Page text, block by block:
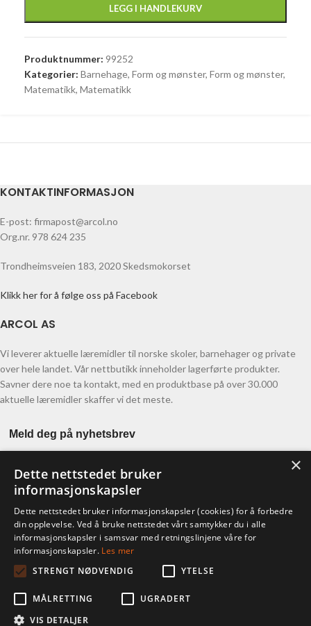
LEGG I HANDLEKURV
Produktnummer: 99252
Kategorier: Barnehage, Form og mønster, Form og mønster,
Matematikk, Matematikk
KONTAKTINFORMASJON
E-post: firmapost@arcol.no
Org.nr. 978 624 235
Trondheimsveien 183, 2020 Skedsmokorset
Klikk her for å følge oss på Facebook
ARCOL AS
Vi leverer aktuelle læremidler til norske skoler, barnehager og private
over hele landet. Vår nettbutikk inneholder lagerførte produkter.
Savner dere noe ta kontakt, med en produktbase på over 30.000
aktuelle læremidler skaffer vi det meste.
Meld deg på nyhetsbrev
KONTO
Ordre
Kontodetaljer
Glemt passord
×
Dette nettstedet bruker
informasjonskapsler
Dette nettstedet bruker informasjonskapsler (cookies) for å forbedre
din opplevelse. Ved å bruke nettstedet vårt samtykker du i alle
informasjonskapsler i samsvar med retningslinjene våre for
informasjonskapsler. Les mer
STRENGT NØDVENDIG
YTELSE
MÅLRETTING
UGRADERT
VIS DETALJER